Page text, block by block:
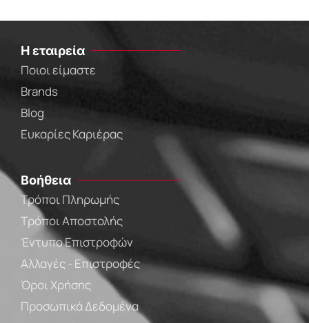
Η εταιρεία
Ποιοι είμαστε
Brands
Blog
Ευκαρίες Καριέρας
Βοήθεια
Τρόποι Πληρωμής
Τρόποι Αποστολής
Έντυπο Επιστροφών
Αλλαγές - Επιστροφές
Όροι Χρήσης
Προσωπικά Δεδομένα